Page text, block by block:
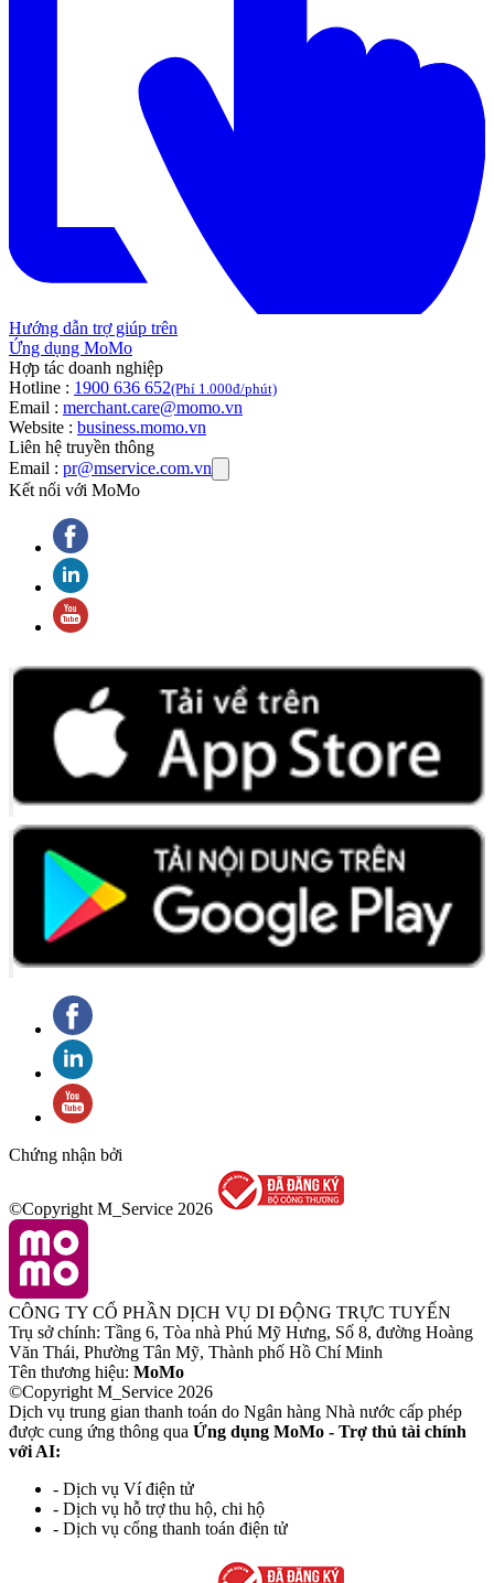
Hướng dẫn trợ giúp trên
Ứng dụng MoMo
Hợp tác doanh nghiệp
Hotline : 1900 636 652(Phí 1.000đ/phút)
Email : merchant.care@momo.vn
Website : business.momo.vn
Liên hệ truyền thông
Email : pr@mservice.com.vn
Kết nối với MoMo
Chứng nhận bởi
©Copyright M_Service 2026
CÔNG TY CỔ PHẦN DỊCH VỤ DI ĐỘNG TRỰC TUYẾN
Trụ sở chính: Tầng 6, Tòa nhà Phú Mỹ Hưng, Số 8, đường Hoàng
Văn Thái, Phường Tân Mỹ, Thành phố Hồ Chí Minh
Tên thương hiệu: MoMo
©Copyright M_Service 2026
Dịch vụ trung gian thanh toán do Ngân hàng Nhà nước cấp phép
được cung ứng thông qua Ứng dụng MoMo - Trợ thủ tài chính
với AI:
- Dịch vụ Ví điện tử
- Dịch vụ hỗ trợ thu hộ, chi hộ
- Dịch vụ cổng thanh toán điện tử